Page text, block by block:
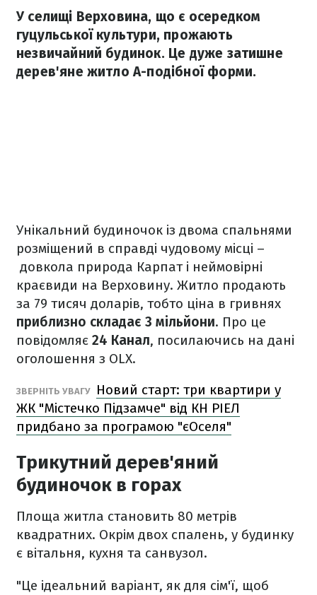
У селищі Верховина, що є осередком
гуцульської культури, прожають
незвичайний будинок. Це дуже затишне
дерев'яне житло А-подібної форми.
Унікальний будиночок із двома спальнями
розміщений в справді чудовому місці –
довкола природа Карпат і неймовірні
краєвиди на Верховину. Житло продають
за 79 тисяч доларів, тобто ціна в гривнях
приблизно складає 3 мільйони. Про це
повідомляє 24 Канал, посилаючись на дані
оголошення з OLX.
ЗВЕРНІТЬ УВАГУ
Новий старт: три квартири у
ЖК "Містечко Підзамче" від КН РІЕЛ
придбано за програмою "єОселя"
Трикутний дерев'яний
будиночок в горах
Площа житла становить 80 метрів
квадратних. Окрім двох спалень, у будинку
є вітальня, кухня та санвузол.
"Це ідеальний варіант, як для сім'ї, щоб